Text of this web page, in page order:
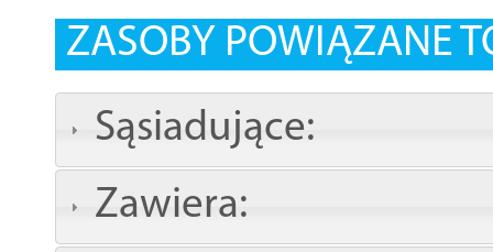
ZASOBY POWIĄZANE
Sąsiadujące:
Zawiera: